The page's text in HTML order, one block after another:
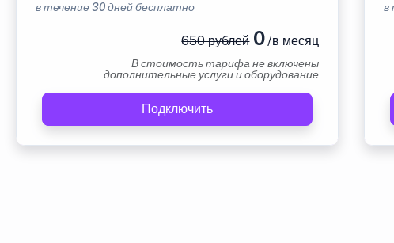
в течение 30 дней бесплатно
650 рублей0/в месяц
В стоимость тарифа не включены
дополнительные услуги и оборудование
Подключить
в